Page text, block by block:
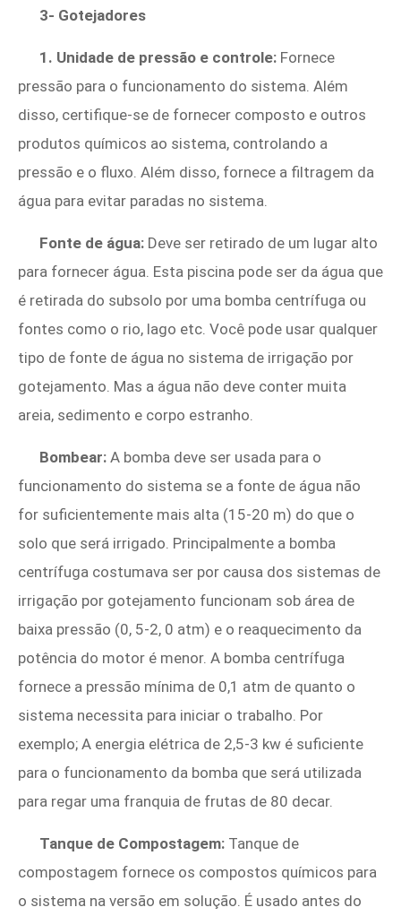
3- Gotejadores
1. Unidade de pressão e controle: Fornece
pressão para o funcionamento do sistema. Além
disso, certifique-se de fornecer composto e outros
produtos químicos ao sistema, controlando a
pressão e o fluxo. Além disso, fornece a filtragem da
água para evitar paradas no sistema.
Fonte de água: Deve ser retirado de um lugar alto
para fornecer água. Esta piscina pode ser da água que
é retirada do subsolo por uma bomba centrífuga ou
fontes como o rio, lago etc. Você pode usar qualquer
tipo de fonte de água no sistema de irrigação por
gotejamento. Mas a água não deve conter muita
areia, sedimento e corpo estranho.
Bombear: A bomba deve ser usada para o
funcionamento do sistema se a fonte de água não
for suficientemente mais alta (15-20 m) do que o
solo que será irrigado. Principalmente a bomba
centrífuga costumava ser por causa dos sistemas de
irrigação por gotejamento funcionam sob área de
baixa pressão (0, 5-2, 0 atm) e o reaquecimento da
potência do motor é menor. A bomba centrífuga
fornece a pressão mínima de 0,1 atm de quanto o
sistema necessita para iniciar o trabalho. Por
exemplo; A energia elétrica de 2,5-3 kw é suficiente
para o funcionamento da bomba que será utilizada
para regar uma franquia de frutas de 80 decar.
Tanque de Compostagem: Tanque de
compostagem fornece os compostos químicos para
o sistema na versão em solução. É usado antes do